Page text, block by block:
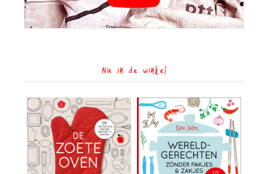
Nu in de winkel